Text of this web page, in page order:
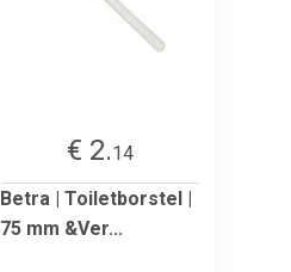
€ 2.14
Betra | Toiletborstel |
75 mm &Ver...